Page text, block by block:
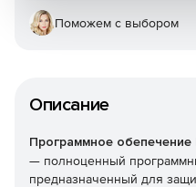
Описание
Программное обепечение
— полноценный
предназначенный для
Поможем с выбором